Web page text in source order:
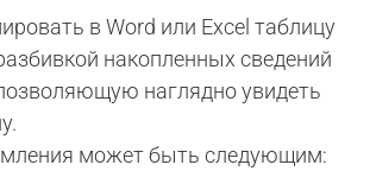
в Word или Excel таблицу
накопленных сведений
наглядно увидеть
может быть следующим: